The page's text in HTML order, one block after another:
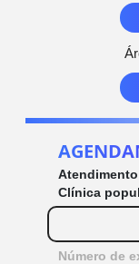
Clínica
Número de